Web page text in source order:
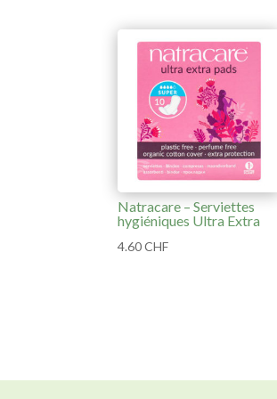
Natracare – Serviettes
hygiéniques Ultra Extra
4.60CHF